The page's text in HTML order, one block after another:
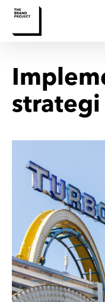
strategi